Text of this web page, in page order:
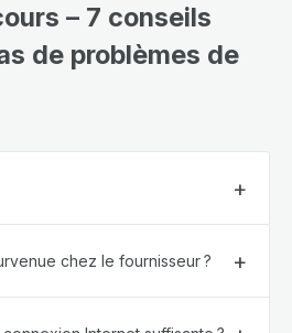
– 7 conseils
de problèmes de
chez le fournisseur ?